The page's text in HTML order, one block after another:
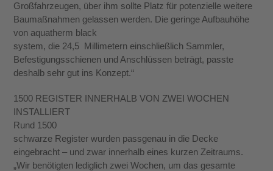
Großfahrzeugen, über ihm sollte Platz für potenzielle weitere
Baumaßnahmen gelassen werden. Die geringe Aufbauhöhe
von aquatherm black
system, die 24,5 Millimetern einschließlich Sammler,
Befestigungsschienen und Anschlüssen beträgt, passte
deshalb sehr gut ins Konzept.“
1500 REGISTER INNERHALB VON ZWEI WOCHEN
INSTALLIERT
Rund 1500
schwarze Register wurden passgenau in die Decke
eingebracht – und zwar innerhalb eines kurzen Zeitraums.
„Wir benötigten lediglich zwei Wochen, um das gesamte